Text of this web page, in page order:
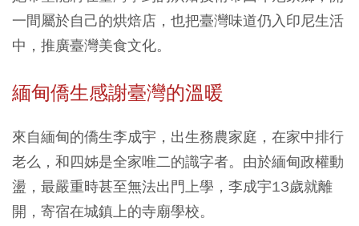
一間屬於自己的烘焙店，也把臺灣味道仍入印尼生活
中，推廣臺灣美食文化。
緬甸僑生感謝臺灣的溫暖
來自緬甸的僑生李成宇，出生務農家庭，在家中排行
老么，和四姊是全家唯二的識字者。由於緬甸政權動
盪，最嚴重時甚至無法出門上學，李成宇13歲就離
開，寄宿在城鎮上的寺廟學校。